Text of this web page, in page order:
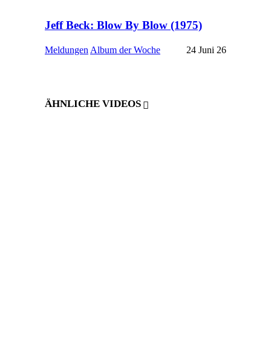
Jeff Beck: Blow By Blow (1975)
Meldungen Album der Woche 24 Juni 26
ÄHNLICHE VIDEOS